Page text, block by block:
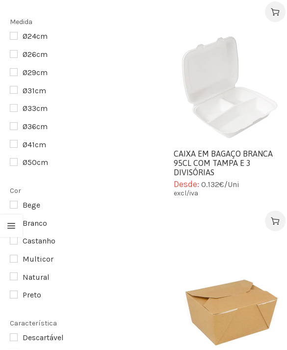
Medida
Ø24cm
Ø26cm
Ø29cm
Ø31cm
Ø33cm
Ø36cm
Ø41cm
Ø50cm
Cor
Bege
Branco
Castanho
Multicor
Natural
Preto
Característica
Descartável
CAIXA EM BAGAÇO BRANCA
95CL COM TAMPA E 3
DIVISÓRIAS
Desde: 0.132€/Uni
excl/iva